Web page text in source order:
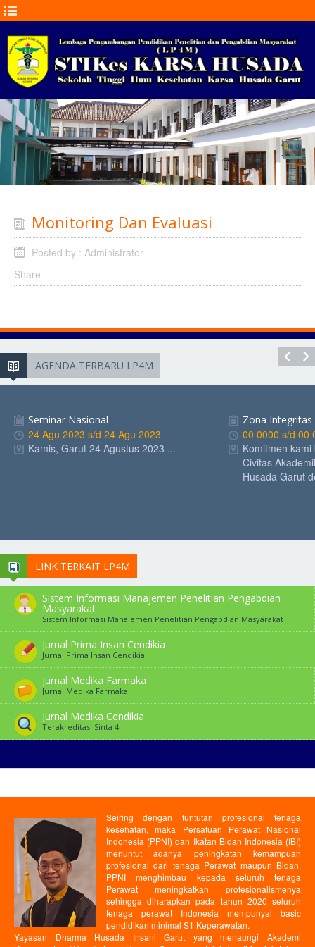
Monitoring Dan Evaluasi
Posted by : Administrator
Share
AGENDA TERBARU LP4M
Seminar Nasional
24 Agu 2023 s/d 24 Agu 2023
Kamis, Garut 24 Agustus 2023 ...
Zona Integritas
00 0000 s/d 00
Komitmen
Civitas
Husada Garut
LINK TERKAIT LP4M
Sistem Informasi Manajemen Penelitian Pengabdian
Masyarakat
Sistem Informasi Manajemen Penelitian Pengabdian Masyarakat
Jurnal Prima Insan Cendikia
Jurnal Prima Insan Cendikia
Jurnal Medika Farmaka
Jurnal Medika Farmaka
Jurnal Medika Cendikia
Terakreditasi Sinta 4
Seiring dengan tuntutan profesional tenaga
kesehatan, maka Persatuan Perawat Nasional
Indonesia (PPNI) dan Ikatan Bidan Indonesia (IBI)
menuntut adanya peningkatan kemampuan
profesional dari tenaga Perawat maupun Bidan.
PPNI menghimbau kepada seluruh tenaga
Perawat meningkatkan profesionalismenya
sehingga diharapkan pada tahun 2020 seluruh
tenaga perawat Indonesia mempunyai basic
pendidikan minimal S1 Keperawatan.
Yayasan Dharma Husada Insani Garut yang menaungi Akademi